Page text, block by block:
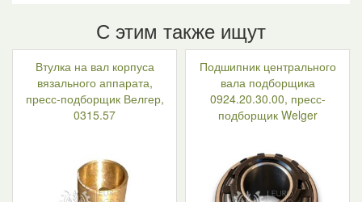
С этим также ищут
Втулка на вал корпуса
вязального аппарата,
пресс-подборщик Велгер,
0315.57
Подшипник центрального
вала подборщика
0924.20.30.00, пресс-
подборщик Welger